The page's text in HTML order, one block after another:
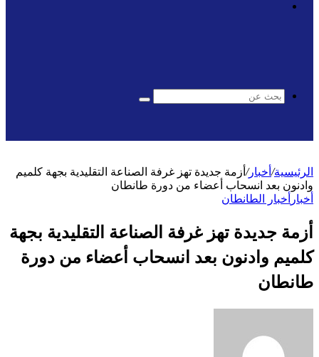
المظلم
بحث
الرئيسية/ أخبار/ أزمة جديدة تهز غرفة الصناعة التقليدية بجهة كلميم
وادنون بعد انسحاب أعضاء من دورة طانطان
أخبار أخبار الطانطان
أزمة جديدة تهز غرفة الصناعة التقليدية بجهة
كلميم وادنون بعد انسحاب أعضاء من دورة
طانطان